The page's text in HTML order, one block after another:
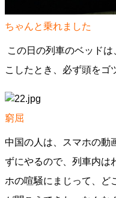
ちゃんと乗れました
この日の列車のベッド
こしたとき、必ず頭をゴ
窮屈
中国の人は、スマホの動
ずにやるので、列車内は
ホの喧騒にまじって、ど